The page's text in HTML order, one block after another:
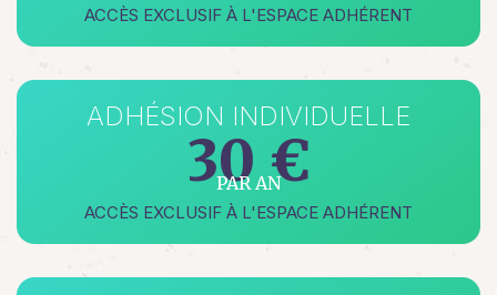
ACCÈS EXCLUSIF À L'ESPACE ADHÉRENT
ADHÉSION INDIVIDUELLE
30 €
PAR AN
ACCÈS EXCLUSIF À L'ESPACE ADHÉRENT